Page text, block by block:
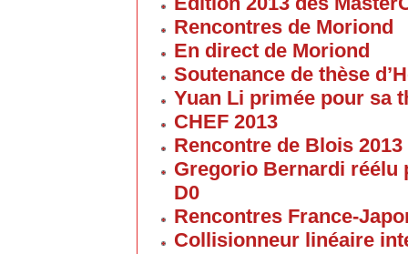
Rencontres de Moriond
En direct de Moriond
Soutenance de thèse
Yuan Li primée pour sa
CHEF 2013
Rencontre de Blois 2013
Gregorio Bernardi réélu
D0
Rencontres France-
Collisionneur linéaire